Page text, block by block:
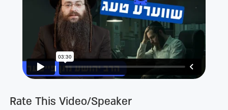
Rate This Video/Speaker